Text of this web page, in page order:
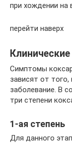
при хождении на
перейти наверх
Симптомы
зависят от
заболевание. В
три степени
1-ая степень
Для данного